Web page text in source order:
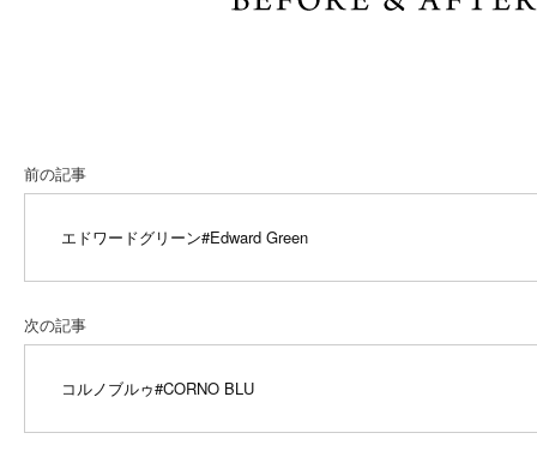
前の記事
エドワードグリーン#Edward Green
次の記事
コルノブルゥ#CORNO BLU